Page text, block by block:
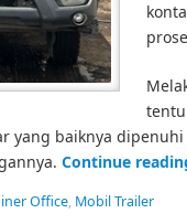
yang baiknya
Continue
Office, Mobil Trailer